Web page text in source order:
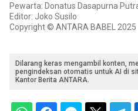
Pewarta: Donatus Dasapurna
Editor: Joko Susilo
Copyright © ANTARA BABEL 2025
Dilarang keras mengambil konten,
pengindeksan otomatis untuk AI di
Kantor Berita ANTARA.